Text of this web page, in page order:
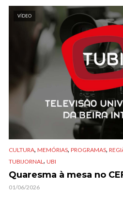
VÍDEO
CULTURA, MEMÓRIAS, PROGRAMAS,
TUBIJORNAL , UBI
Quaresma à mesa no
01/06/2026